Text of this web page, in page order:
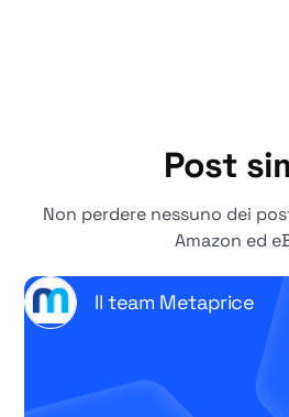
Post
Non perdere nessuno dei
Amazon ed
Il team Metaprice